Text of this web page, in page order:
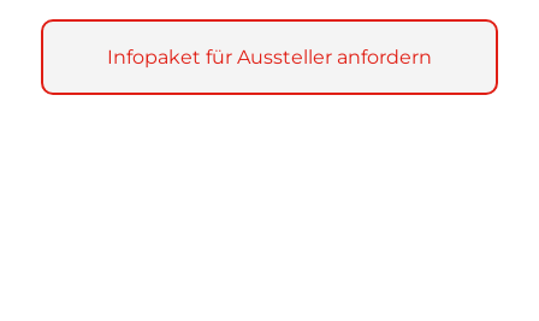
Infopaket für Aussteller anfordern